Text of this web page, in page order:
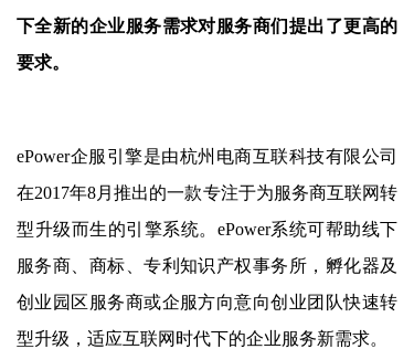
下全新的企业服务需求对服务商们提出了更高的
要求。
ePower企服引擎是由杭州电商互联科技有限公司
在2017年8月推出的一款专注于为服务商互联网转
型升级而生的引擎系统。ePower系统可帮助线下
服务商、商标、专利知识产权事务所，孵化器及
创业园区服务商或企服方向意向创业团队快速转
型升级，适应互联网时代下的企业服务新需求。